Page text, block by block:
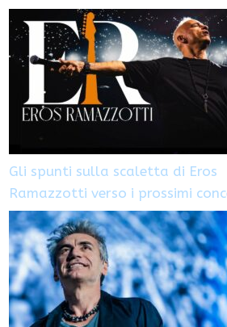
Gli spunti sulla scaletta di Eros
Ramazzotti verso i prossimi